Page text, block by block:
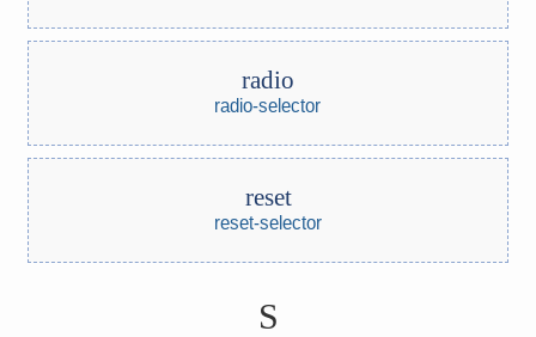
radio
radio-selector
reset
reset-selector
S